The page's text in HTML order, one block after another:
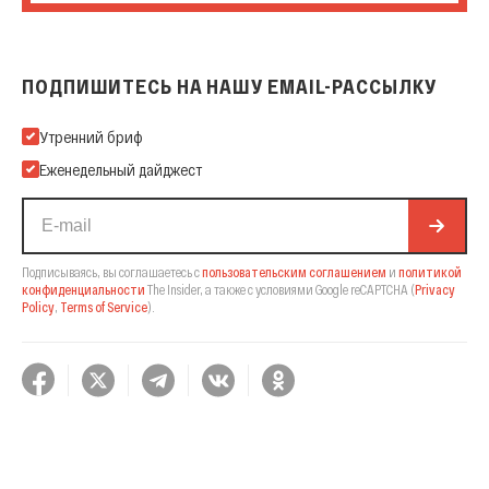
ПОДПИШИТЕСЬ НА НАШУ EMAIL-РАССЫЛКУ
Подпишитесь на нашу Email-рассылку
Утренний бриф
Еженедельный дайджест
Подписываясь, вы соглашаетесь спользовательским соглашением и политикой
конфиденциальности The Insider, а также с условиями Google reCAPTCHA (Privacy
Policy, Terms of Service).